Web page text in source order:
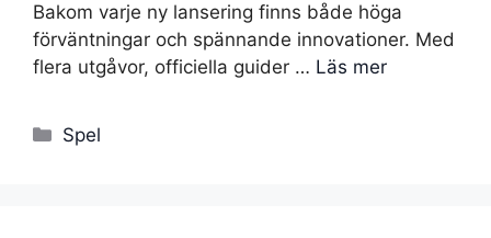
Bakom varje ny lansering finns både höga
förväntningar och spännande innovationer. Med
flera utgåvor, officiella guider … Läs mer
Kategorier
Spel